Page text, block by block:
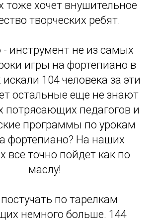
тоже хочет внушительное
творческих ребят.
инструмент не из самых
игры на фортепиано в
104 человека за эти
остальные еще не знают
потрясающих педагогов и
программы по урокам
фортепиано? На наших
все точно пойдет как по
маслу!
по тарелкам
немного больше. 144